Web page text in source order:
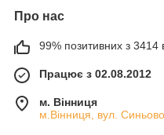
Про нас
99% позитивних з 3414
Працює з 02.08.2012
м. Вінниця
м.Вінниця, вул.